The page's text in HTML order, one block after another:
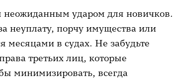
неожиданным ударом для новичков.
неуплату, порчу имущества или
месяцами в судах. Не забудьте
третьих лиц, которые
минимизировать, всегда